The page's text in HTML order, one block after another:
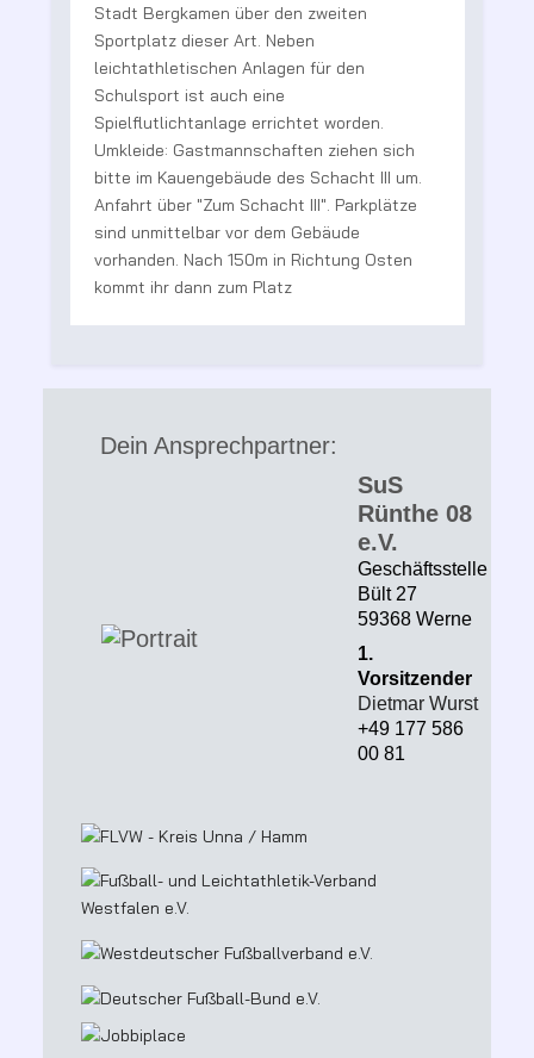
Stadt Bergkamen über den zweiten
Sportplatz dieser Art. Neben
leichtathletischen Anlagen für den
Schulsport ist auch eine
Spielflutlichtanlage errichtet worden.
Umkleide: Gastmannschaften ziehen sich
bitte im Kauengebäude des Schacht III um.
Anfahrt über "Zum Schacht III". Parkplätze
sind unmittelbar vor dem Gebäude
vorhanden. Nach 150m in Richtung Osten
kommt ihr dann zum Platz
Dein Ansprechpartner:
SuS
Rünthe 08
e.V.
Geschäftsstelle
Bült 27
59368 Werne
1.
Vorsitzender
Dietmar Wurst
+49 177 586
00 81